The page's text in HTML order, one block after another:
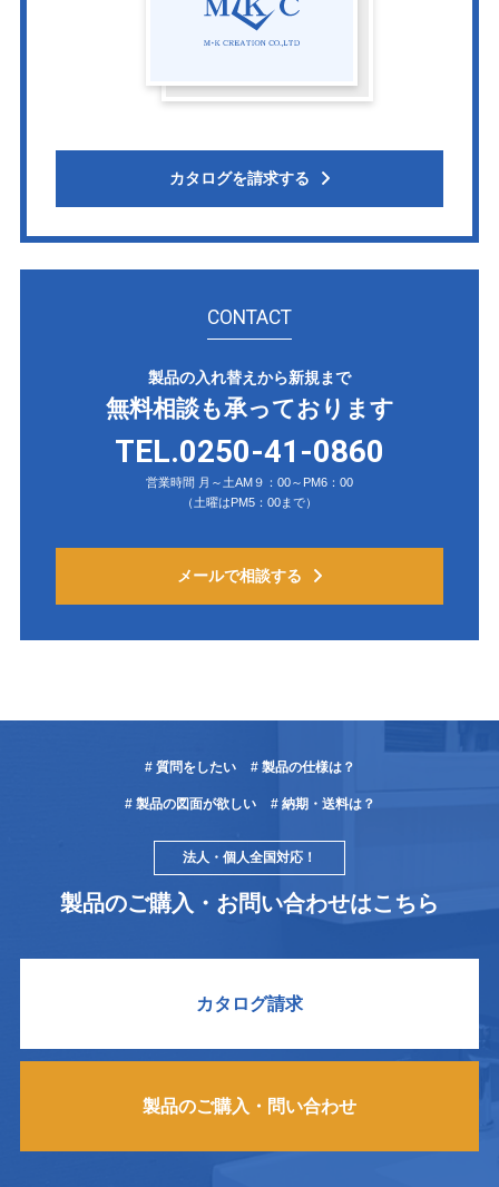
カタログを請求する
CONTACT
製品の入れ替えから新規まで
無料相談も承っております
TEL.0250-41-0860
営業時間 月～土AM９：00～PM6：00
（土曜はPM5：00まで）
メールで相談する
# 質問をしたい # 製品の仕様は？
# 製品の図面が欲しい # 納期・送料は？
法人・個人全国対応！
製品のご購入・お問い合わせはこちら
カタログ請求
製品のご購入・問い合わせ